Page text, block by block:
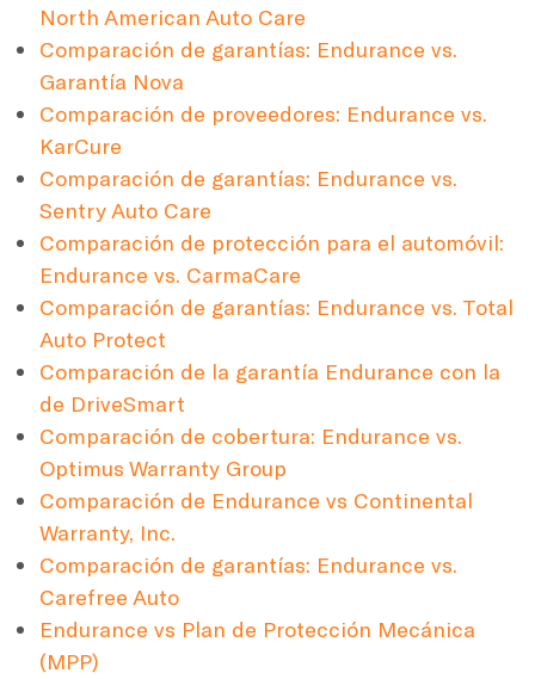
North American Auto Care
Comparación de garantías: Endurance vs.
Garantía Nova
Comparación de proveedores: Endurance vs.
KarCure
Comparación de garantías: Endurance vs.
Sentry Auto Care
Comparación de protección para el automóvil:
Endurance vs. CarmaCare
Comparación de garantías: Endurance vs. Total
Auto Protect
Comparación de la garantía Endurance con la
de DriveSmart
Comparación de cobertura: Endurance vs.
Optimus Warranty Group
Comparación de Endurance vs Continental
Warranty, Inc.
Comparación de garantías: Endurance vs.
Carefree Auto
Endurance vs Plan de Protección Mecánica
(MPP)